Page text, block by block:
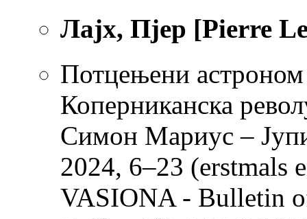
Лајх, Пјер [Pierre
Потцењени
Коперниканска
Симон Мариус –
2024, 6–23 (erstmals
VASIONA - Bulletin